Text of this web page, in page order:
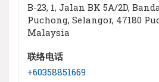
B-23, 1, Jalan BK 5A/2D,
Puchong, Selangor, 47180
Malaysia
联络电话
+60358851669